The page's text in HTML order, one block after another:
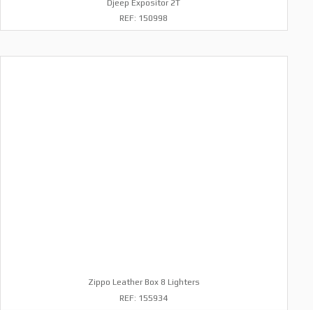
Djeep Expositor 2T
REF: 150998
Zippo Leather Box 8 Lighters
REF: 155934